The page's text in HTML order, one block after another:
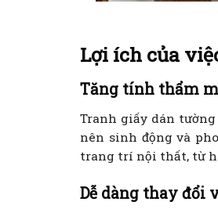
Lợi ích của
Tăng tính thẩm
Tranh giấy dán
nên sinh động và
trang trí nội thất, từ
Dễ dàng thay đổi